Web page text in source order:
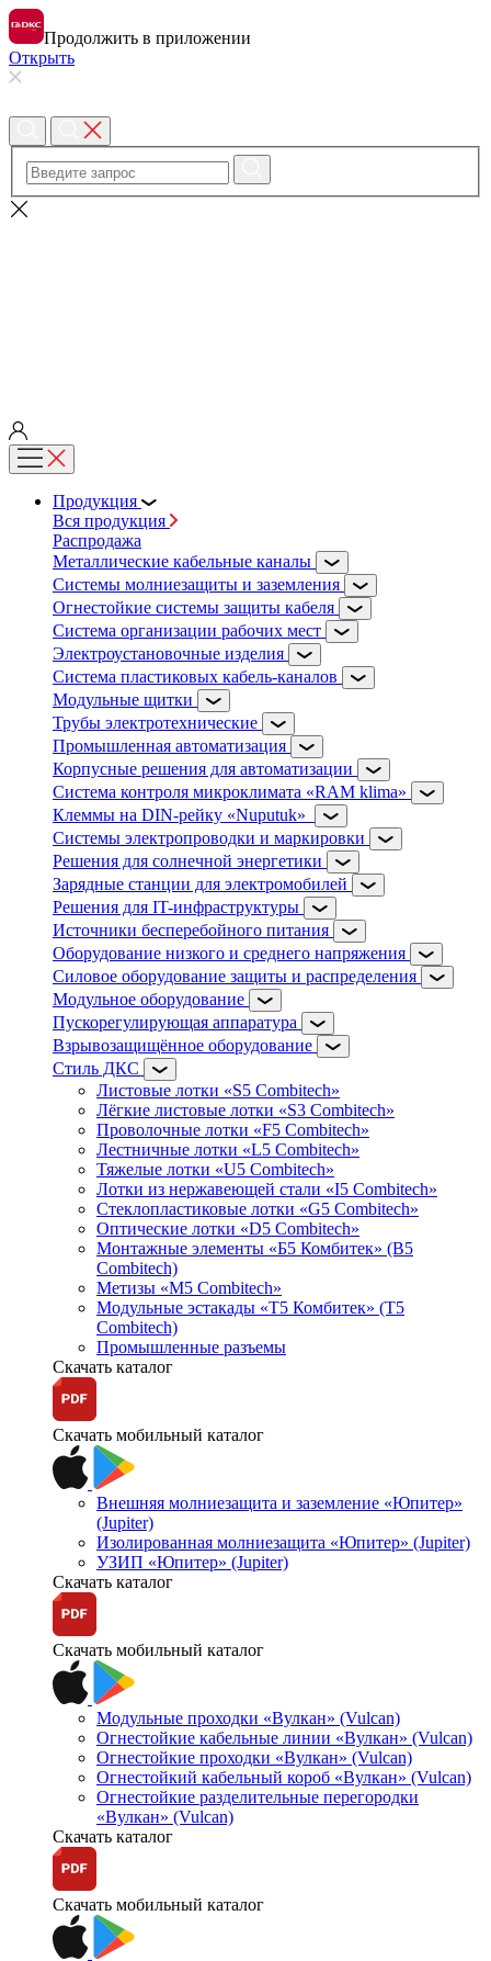
Продолжить в приложении
Открыть
Продукция
Вся продукция
Распродажа
Металлические кабельные каналы
Системы молниезащиты и заземления
Огнестойкие системы защиты кабеля
Система организации рабочих мест
Электроустановочные изделия
Система пластиковых кабель-каналов
Модульные щитки
Трубы электротехнические
Промышленная автоматизация
Корпусные решения для автоматизации
Система контроля микроклимата «RAM klima»
Клеммы на DIN-рейку «Nuputuk»
Системы электропроводки и маркировки
Решения для солнечной энергетики
Зарядные станции для электромобилей
Решения для IT-инфраструктуры
Источники бесперебойного питания
Оборудование низкого и среднего напряжения
Силовое оборудование защиты и распределения
Модульное оборудование
Пускорегулирующая аппаратура
Взрывозащищённое оборудование
Стиль ДКС
Листовые лотки «S5 Combitech»
Лёгкие листовые лотки «S3 Combitech»
Проволочные лотки «F5 Combitech»
Лестничные лотки «L5 Combitech»
Тяжелые лотки «U5 Combitech»
Лотки из нержавеющей стали «I5 Combitech»
Стеклопластиковые лотки «G5 Combitech»
Оптические лотки «D5 Combitech»
Монтажные элементы «Б5 Комбитек» (B5
Combitech)
Метизы «M5 Combitech»
Модульные эстакады «Т5 Комбитек» (T5
Combitech)
Промышленные разъемы
Скачать каталог
Скачать мобильный каталог
Внешняя молниезащита и заземление «Юпитер»
(Jupiter)
Изолированная молниезащита «Юпитер» (Jupiter)
УЗИП «Юпитер» (Jupiter)
Скачать каталог
Скачать мобильный каталог
Модульные проходки «Вулкан» (Vulcan)
Огнестойкие кабельные линии «Вулкан» (Vulcan)
Огнестойкие проходки «Вулкан» (Vulcan)
Огнестойкий кабельный короб «Вулкан» (Vulcan)
Огнестойкие разделительные перегородки
«Вулкан» (Vulcan)
Скачать каталог
Скачать мобильный каталог